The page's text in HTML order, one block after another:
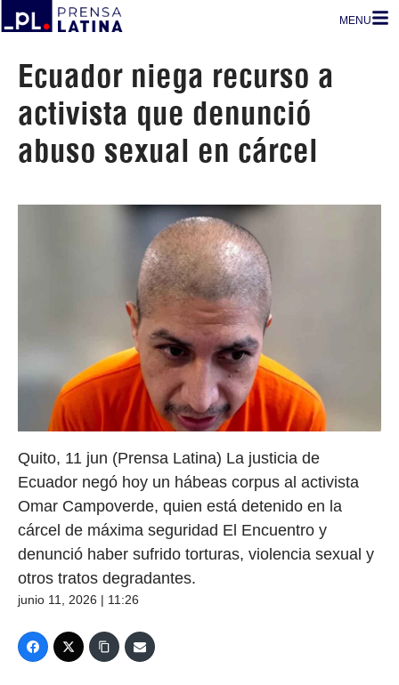
MENU
Ecuador niega recurso a
activista que denunció
abuso sexual en cárcel
Quito, 11 jun (Prensa Latina) La justicia de
Ecuador negó hoy un hábeas corpus al activista
Omar Campoverde, quien está detenido en la
cárcel de máxima seguridad El Encuentro y
denunció haber sufrido torturas, violencia sexual y
otros tratos degradantes.
junio 11, 2026 | 11:26